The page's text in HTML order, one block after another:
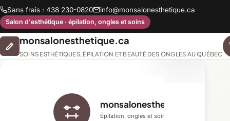
Sans frais : 438 230-0820 info@monsalonesthetique.ca
Salon d'esthétique · épilation, ongles et soins
monsalonesthetique.ca
SOINS ESTHÉTIQUES, ÉPILATION ET BEAUTÉ DES ONGLES AU QUÉBEC
monsalonesthetique.ca
Épilation, ongles et soins du visage